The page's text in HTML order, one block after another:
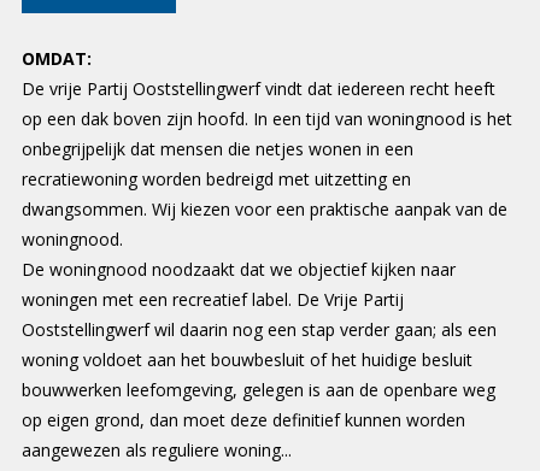
OMDAT:
De vrije Partij Ooststellingwerf vindt dat iedereen recht heeft
op een dak boven zijn hoofd. In een tijd van woningnood is het
onbegrijpelijk dat mensen die netjes wonen in een
recratiewoning worden bedreigd met uitzetting en
dwangsommen. Wij kiezen voor een praktische aanpak van de
woningnood.
De woningnood noodzaakt dat we objectief kijken naar
woningen met een recreatief label. De Vrije Partij
Ooststellingwerf wil daarin nog een stap verder gaan; als een
woning voldoet aan het bouwbesluit of het huidige besluit
bouwwerken leefomgeving, gelegen is aan de openbare weg
op eigen grond, dan moet deze definitief kunnen worden
aangewezen als reguliere woning...